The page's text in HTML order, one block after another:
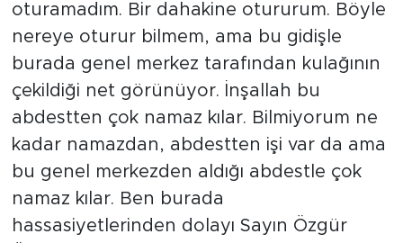
oturamadım. Bir dahakine otururum. Böyle
nereye oturur bilmem, ama bu gidişle
burada genel merkez tarafından kulağının
çekildiği net görünüyor. İnşallah bu
abdestten çok namaz kılar. Bilmiyorum ne
kadar namazdan, abdestten işi var da ama
bu genel merkezden aldığı abdestle çok
namaz kılar. Ben burada
hassasiyetlerinden dolayı Sayın Özgür